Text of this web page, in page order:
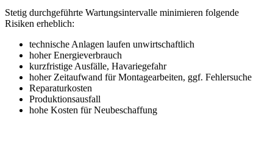
Stetig durchgeführte Wartungsintervalle minimieren folgende
Risiken erheblich:
technische Anlagen laufen unwirtschaftlich
hoher Energieverbrauch
kurzfristige Ausfälle, Havariegefahr
hoher Zeitaufwand für Montagearbeiten, ggf. Fehlersuche
Reparaturkosten
Produktionsausfall
hohe Kosten für Neubeschaffung